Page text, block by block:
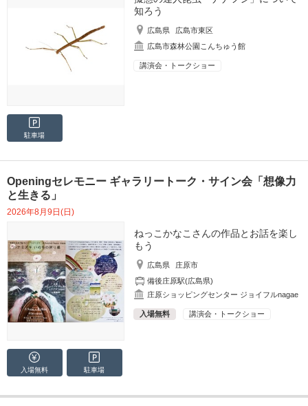
知ろう
広島県
広島市東区
広島市森林公園こんちゅう館
講演会・トークショー
駐車場
Openingセレモニー ギャラリートーク・サイン会「想像力
と生きる」
2026年8月9日(日)
ねっこかなこさんの作品とお話を楽し
もう
広島県
庄原市
備後庄原駅(広島県)
庄原ショッピングセンター ジョイフルnagae
入場無料 講演会・トークショー
入場無料 駐車場